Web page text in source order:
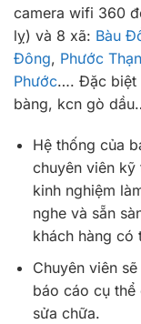
camera wifi 360
lỵ) và 8 xã: Bàu
Đông, Phước
Phước…. Đặc biệt
bàng, kcn gò
Hệ thống của
chuyên viên
kinh nghiệm
nghe và sẵn
khách hàng có
Chuyên viên
báo cáo cụ
sửa chữa.